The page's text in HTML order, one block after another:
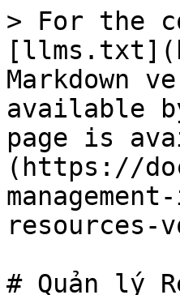
> For the
Markdown
available
page is
(https://
resources-
# Quản lý